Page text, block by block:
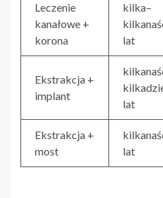
Leczenie
kanałowe +
korona
kilka–
lat
Ekstrakcja +
implant
lat
Ekstrakcja +
most
lat